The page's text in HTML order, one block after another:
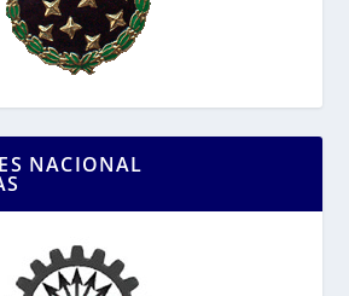
NACIONAL